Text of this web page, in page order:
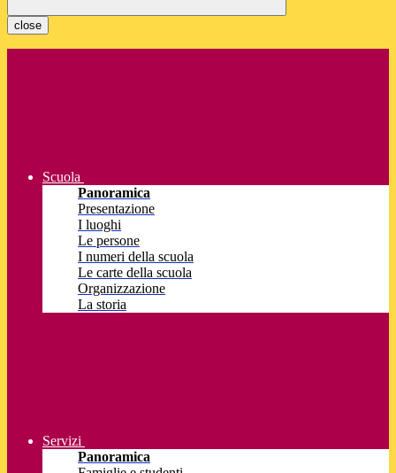
close
Scuola
Panoramica
Presentazione
I luoghi
Le persone
I numeri della scuola
Le carte della scuola
Organizzazione
La storia
Servizi
Panoramica